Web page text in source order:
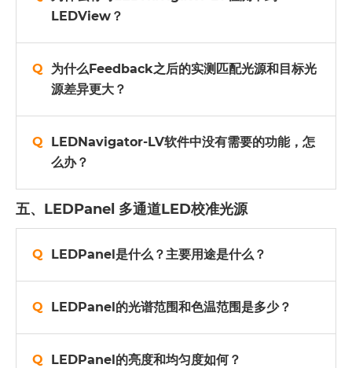
LEDView？
为什么Feedback之后的实测匹配光源和目标光
源差异更大？
LEDNavigator-LV软件中没有需要的功能，怎
么办？
五、LEDPanel 多通道LED校准光源
LEDPanel是什么？主要用途是什么？
LEDPanel的光谱范围和色温范围是多少？
LEDPanel的亮度和均匀度如何？